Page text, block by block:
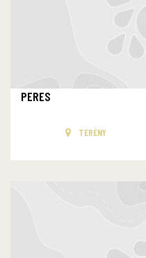
PERES
TERÉNY